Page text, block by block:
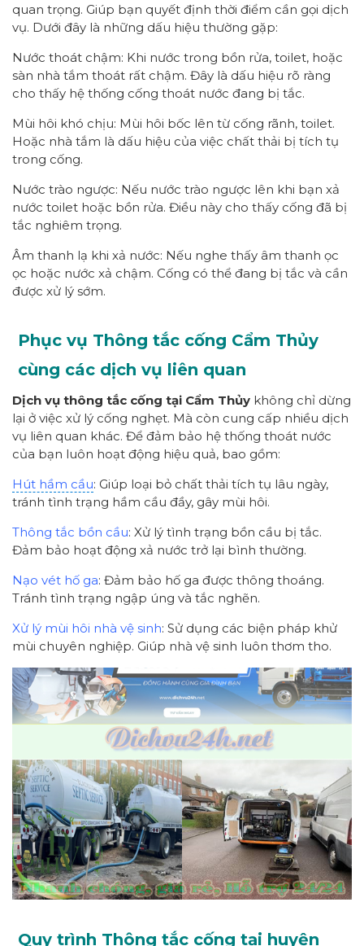
quan trọng. Giúp bạn quyết định thời điểm cần gọi dịch
vụ. Dưới đây là những dấu hiệu thường gặp:
Nước thoát chậm: Khi nước trong bồn rửa, toilet, hoặc
sàn nhà tắm thoát rất chậm. Đây là dấu hiệu rõ ràng
cho thấy hệ thống cống thoát nước đang bị tắc.
Mùi hôi khó chịu: Mùi hôi bốc lên từ cống rãnh, toilet.
Hoặc nhà tắm là dấu hiệu của việc chất thải bị tích tụ
trong cống.
Nước trào ngược: Nếu nước trào ngược lên khi bạn xả
nước toilet hoặc bồn rửa. Điều này cho thấy cống đã bị
tắc nghiêm trọng.
Âm thanh lạ khi xả nước: Nếu nghe thấy âm thanh ọc
ọc hoặc nước xả chậm. Cống có thể đang bị tắc và cần
được xử lý sớm.
Phục vụ Thông tắc cống Cẩm Thủy
cùng các dịch vụ liên quan
Dịch vụ thông tắc cống tại Cẩm Thủy không chỉ dừng
lại ở việc xử lý cống nghẹt. Mà còn cung cấp nhiều dịch
vụ liên quan khác. Để đảm bảo hệ thống thoát nước
của bạn luôn hoạt động hiệu quả, bao gồm:
Hút hầm cầu: Giúp loại bỏ chất thải tích tụ lâu ngày,
tránh tình trạng hầm cầu đầy, gây mùi hôi.
Thông tắc bồn cầu: Xử lý tình trạng bồn cầu bị tắc.
Đảm bảo hoạt động xả nước trở lại bình thường.
Nạo vét hố ga: Đảm bảo hố ga được thông thoáng.
Tránh tình trạng ngập úng và tắc nghẽn.
Xử lý mùi hôi nhà vệ sinh: Sử dụng các biện pháp khử
mùi chuyên nghiệp. Giúp nhà vệ sinh luôn thơm tho.
Quy trình Thông tắc cống tại huyện